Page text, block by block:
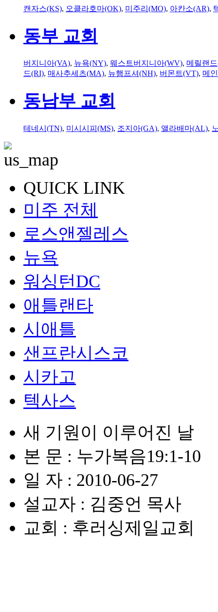
캔자스(KS), 오클라호마(OK), 미주리(MO), 아칸소(AR),
동부 교회
버지니아(VA), 뉴욕(NY), 웨스트버지니아(WV), 메릴랜
드(RI), 매사추세츠(MA), 뉴햄프셔(NH), 버몬트(VT), 메
동남부 교회
테네시(TN), 미시시피(MS), 조지아(GA), 앨라배마(AL),
QUICK LINK
미주 전체
로스앤젤레스
뉴욕
워싱턴DC
애틀랜타
시애틀
샌프란시스코
시카고
텍사스
새 기원이 이루어진 날
본 문 : 누가복음19:1-10
일 자 : 2010-06-27
설교자 : 김중언 목사
교회 : 후러싱제일교회